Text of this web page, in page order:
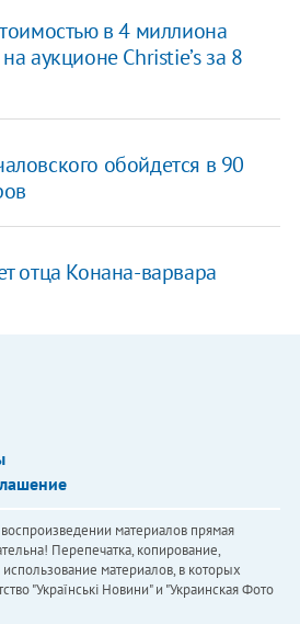
в 4 миллиона
аукционе Christie’s за 8
обойдется в 90
отца Конана-варвара
материалов прямая
Перепечатка, копирование,
материалов, в которых
"Українськi Новини" и "Украинская Фото